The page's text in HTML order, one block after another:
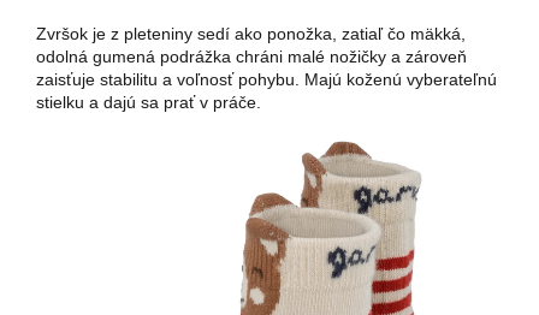
Zvršok je z pleteniny sedí ako ponožka, zatiaľ čo mäkká,
odolná gumená podrážka chráni malé nožičky a zároveň
zaisťuje stabilitu a voľnosť pohybu. Majú koženú vyberateľnú
stielku a dajú sa prať v práče.